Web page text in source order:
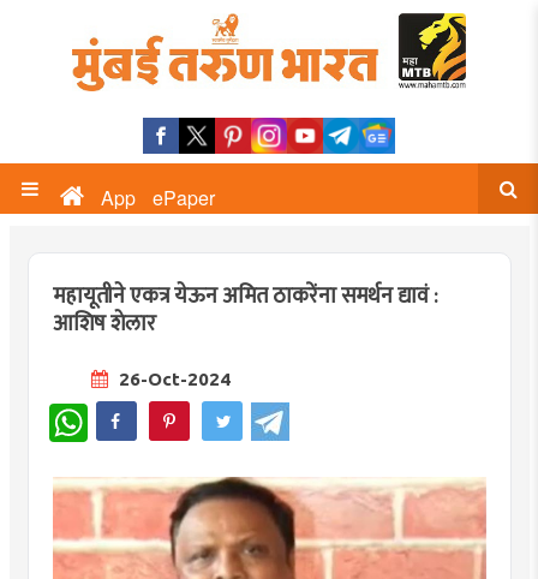
App ePaper
महायूतीने एकत्र येऊन अमित ठाकरेंना समर्थन द्यावं :
आशिष शेलार
26-Oct-2024
WhatsApp